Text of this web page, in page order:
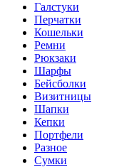
Галстуки
Перчатки
Кошельки
Ремни
Рюкзаки
Шарфы
Бейсболки
Визитницы
Шапки
Кепки
Портфели
Разное
Сумки